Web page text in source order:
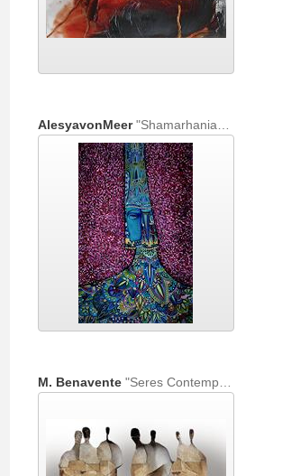
AlesyavonMeer"Shamarhanian Czarina"
M. Benavente"Seres Contemporáneos 101"